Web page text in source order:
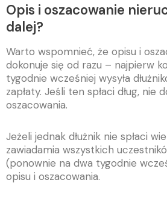
Opis i oszacowanie
dalej?
Warto wspomnieć, że opisu i
dokonuje się od razu – najpierw
tygodnie wcześniej wysyła
zapłaty. Jeśli ten spłaci dług, nie
oszacowania.
Jeżeli jednak dłużnik nie spłaci
zawiadamia wszystkich
(ponownie na dwa tygodnie
opisu i oszacowania.